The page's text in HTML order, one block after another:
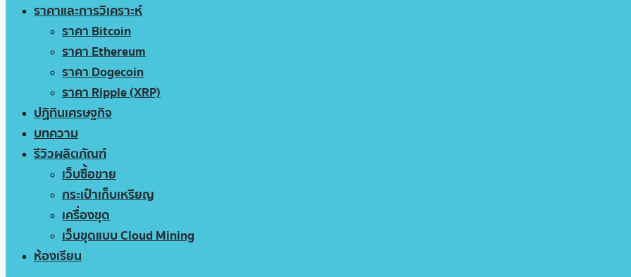
ราคาและการวิเคราะห์
ราคา Bitcoin
ราคา Ethereum
ราคา Dogecoin
ราคา Ripple (XRP)
ปฏิทินเศรษฐกิจ
บทความ
รีวิวผลิตภัณฑ์
เว็บซื้อขาย
กระเป๋าเก็บเหรียญ
เครื่องขุด
เว็บขุดแบบ Cloud Mining
ห้องเรียน